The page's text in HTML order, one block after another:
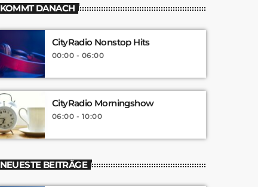
KOMMT DANACH
CityRadio Nonstop Hits
00:00 - 06:00
CityRadio Morningshow
06:00 - 10:00
NEUESTE BEITRÄGE